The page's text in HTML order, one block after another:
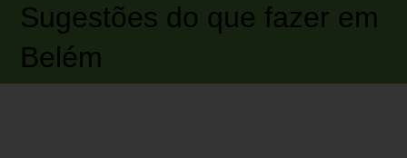
Sugestões do que fazer em
Belém